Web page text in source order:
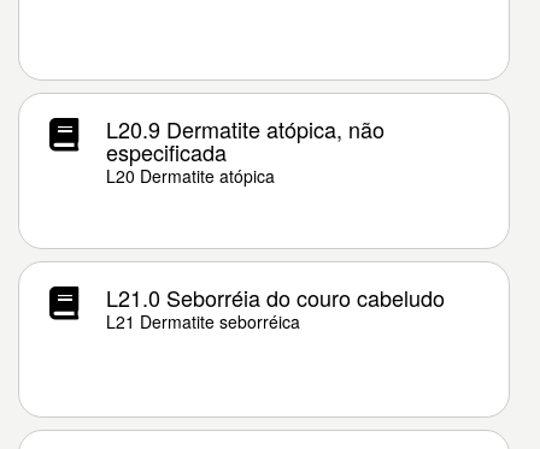
L20.9 Dermatite atópica, não
especificada
L20 Dermatite atópica
L21.0 Seborréia do couro cabeludo
L21 Dermatite seborréica